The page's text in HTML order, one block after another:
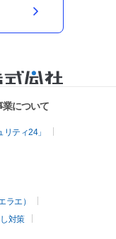
業について
ティ24」
ラエ）
対策